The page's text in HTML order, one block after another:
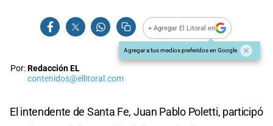
+ Agregar El Litoral en
Agregar a tus medios preferidos en Google
Por:Redacción EL
contenidos@ellitoral.com
El intendente de Santa Fe, Juan Pablo Poletti, participó